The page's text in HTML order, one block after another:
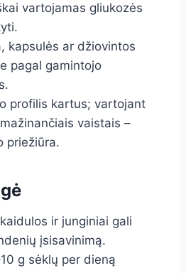
vartojamas gliukozės
kapsulės ar džiovintos
pagal gamintojo
profilis kartus; vartojant
vaistais –
priežiūra.
ir junginiai gali
įsisavinimą.
g sėklų per dieną